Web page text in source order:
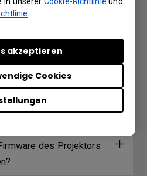
Cookies
akzeptieren
meine
des
kleiner wird?
des Projektors